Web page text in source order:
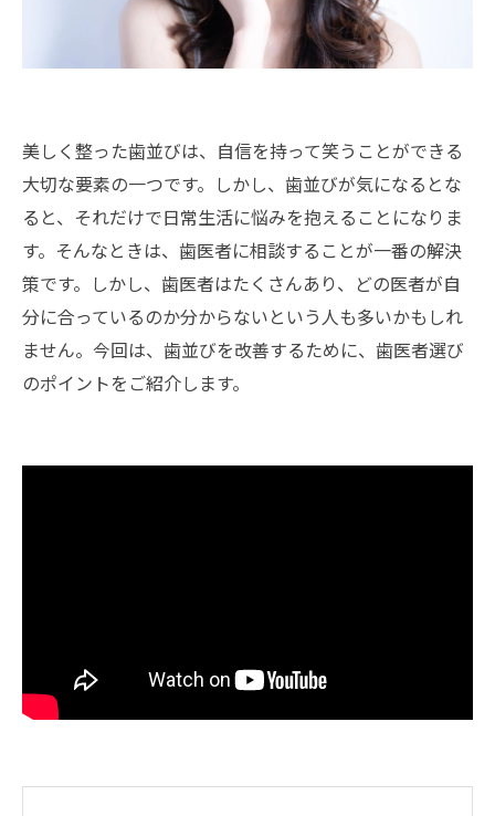
美しく整った歯並びは、自信を持って笑うことができる
大切な要素の一つです。しかし、歯並びが気になるとな
ると、それだけで日常生活に悩みを抱えることになりま
す。そんなときは、歯医者に相談することが一番の解決
策です。しかし、歯医者はたくさんあり、どの医者が自
分に合っているのか分からないという人も多いかもしれ
ません。今回は、歯並びを改善するために、歯医者選び
のポイントをご紹介します。